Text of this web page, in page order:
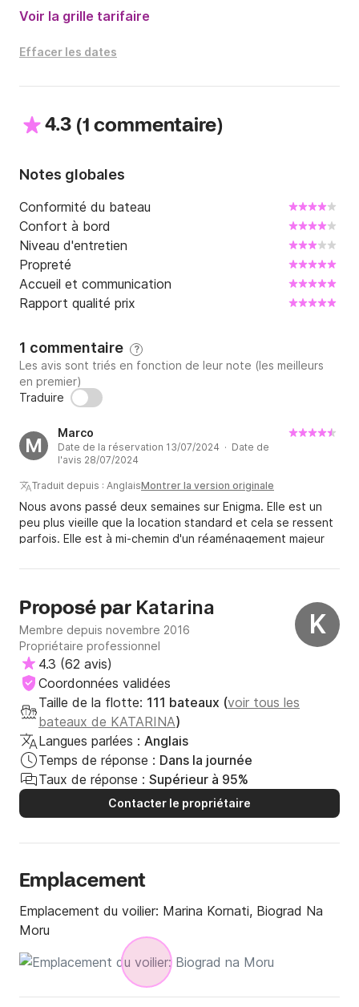
Voir la grille tarifaire
Effacer les dates
4.3 (1 commentaire)
Notes globales
Conformité du bateau
Confort à bord
Niveau d'entretien
Propreté
Accueil et communication
Rapport qualité prix
1 commentaire ?
Les avis sont triés en fonction de leur note (les meilleurs
en premier)
Traduire
M
Marco
Date de la réservation 13/07/2024 · Date de
l'avis 28/07/2024
Traduit depuis : AnglaisMontrer la version originale
Nous avons passé deux semaines sur Enigma. Elle est un
peu plus vieille que la location standard et cela se ressent
parfois. Elle est à mi-chemin d'un réaménagement majeur
révisé. Elle est bonne et confortable pour la croisière, mais
être améliorés. Le propriétaire/affréteur a été très réactif
et solidaire avant et pendant la croisière. L'enregistrement
et le départ se sont déroulés sans problème. Dans
l'ensemble, nous avons vraiment apprécié notre séjour sur
Enigma et nous le recommandons à d'autres.
K
Proposé par Katarina
Membre depuis novembre 2016
Propriétaire professionnel
4.3 (62 avis)
Coordonnées validées
Taille de la flotte: 111 bateaux (voir tous les
bateaux de KATARINA)
Langues parlées : Anglais
Temps de réponse : Dans la journée
Taux de réponse : Supérieur à 95%
Contacter le propriétaire
Emplacement
Emplacement du voilier: Marina Kornati, Biograd Na
Moru